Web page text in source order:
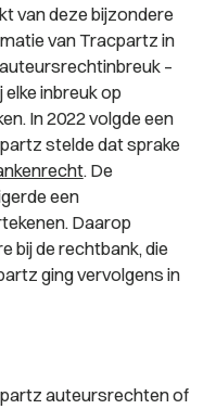
van deze bijzondere
van Tracpartz in
–
inbreuk op
In 2022 volgde een
stelde dat sprake
. De
een
Daarop
bij de rechtbank, die
ging vervolgens in
auteursrechten of